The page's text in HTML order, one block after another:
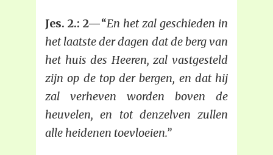
Jes. 2.: 2—“En het zal geschieden in
het laatste der dagen dat de berg van
het huis des Heeren, zal vastgesteld
zijn op de top der bergen, en dat hij
zal verheven worden boven de
heuvelen, en tot denzelven zullen
alle heidenen toevloeien.”